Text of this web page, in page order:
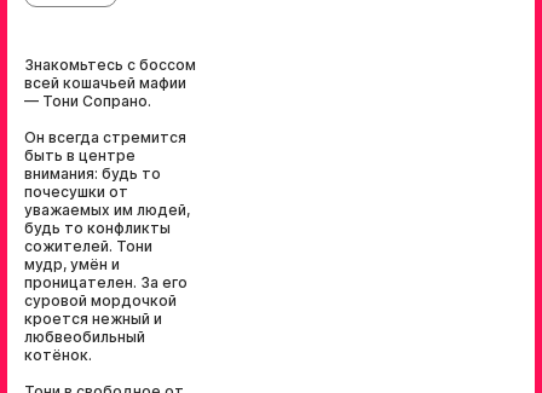
Знакомьтесь с боссом
всей кошачьей мафии
— Тони Сопрано.
Он всегда стремится
быть в центре
внимания: будь то
почесушки от
уважаемых им людей,
будь то конфликты
сожителей. Тони
мудр, умён и
проницателен. За его
суровой мордочкой
кроется нежный и
любвеобильный
котёнок.